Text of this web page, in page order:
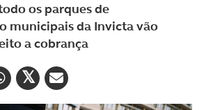
os parques de
municipais da Invicta vão
a cobrança